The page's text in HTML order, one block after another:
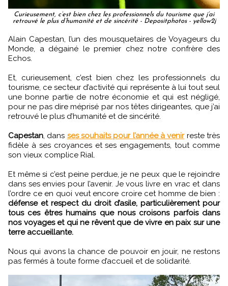
Curieusement, c’est bien chez les professionnels du tourisme que j’ai
retrouvé le plus d’humanité et de sincérité - Depositphotos - yellow2j
Alain Capestan, l’un des mousquetaires de Voyageurs du
Monde, a dégainé le premier chez notre confrère des
Echos.
Et, curieusement, c’est bien chez les professionnels du
tourisme, ce secteur d’activité qui représente à lui tout seul
une bonne partie de notre économie et qui est négligé,
pour ne pas dire méprisé par nos têtes dirigeantes, que j’ai
retrouvé le plus d’humanité et de sincérité.
Capestan, dans ses souhaits pour l’année à venirreste très
fidèle à ses croyances et ses engagements, tout comme
son vieux complice Rial.
Et même si c’est peine perdue, je ne peux que le rejoindre
dans ses envies pour l’avenir. Je vous livre en vrac et dans
l’ordre ce en quoi veut encore croire cet homme de bien :
défense et respect du droit d’asile, particulièrement pour
tous ces êtres humains que nous croisons parfois dans
nos voyages et qui ne rêvent que de vivre en paix sur une
terre accueillante.
Nous qui avons la chance de pouvoir en jouir, ne restons
pas fermés à toute forme d’accueil et de solidarité.